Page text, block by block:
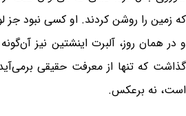
که زمین را روشن کردند. او کسی نبود جز
و در همان روز، آلبرت اینشتین نیز
گذاشت که تنها از معرفت حقیقی
است، نه برعکس.